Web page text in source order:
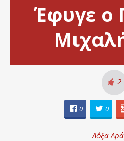
Έφυγε ο
2
0 0
Δόξα